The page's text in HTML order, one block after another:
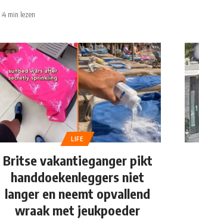
4 min lezen
LIFE
Britse vakantieganger pikt
handdoekenleggers niet
langer en neemt opvallend
wraak met jeukpoeder